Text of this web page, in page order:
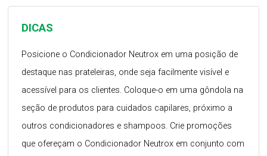
DICAS
Posicione o Condicionador Neutrox em uma posição de
destaque nas prateleiras, onde seja facilmente visível e
acessível para os clientes. Coloque-o em uma gôndola na
seção de produtos para cuidados capilares, próximo a
outros condicionadores e shampoos. Crie promoções
que ofereçam o Condicionador Neutrox em conjunto com